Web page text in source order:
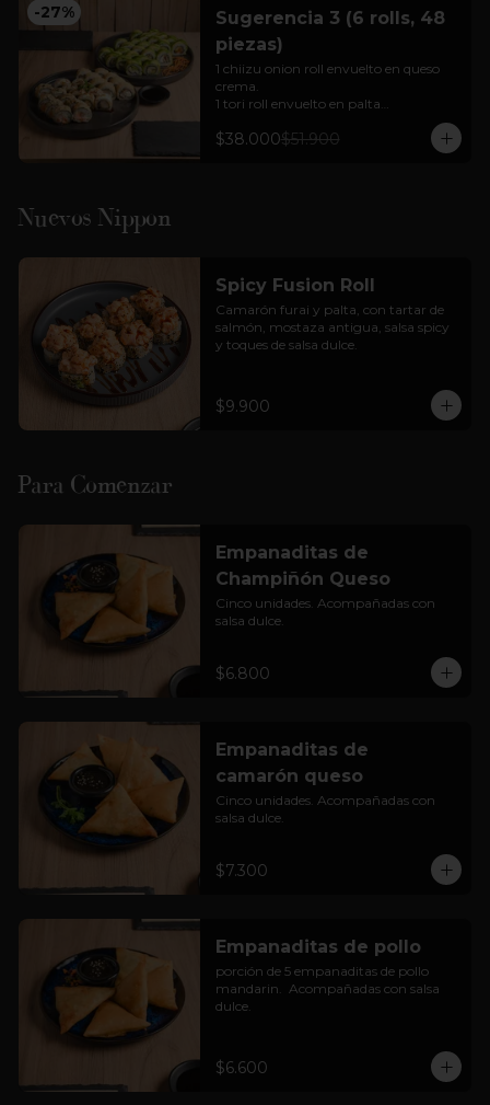
Cortesía: Salsa Soya, jengibre  y
wasabi
(foto referencial)
-27%
Sugerencia 3 (6 rolls, 48
piezas)
1 chiizu onion roll envuelto en queso
crema.
1 tori roll envuelto en palta
1 mushroom cheese roll envuelto en
palta
wasabi
(foto solo referencial)
$38.000$51.900
Nuevos Nippon
Spicy Fusion Roll
Camarón furai y palta, con tartar de
salmón, mostaza antigua, salsa spicy
y toques de salsa dulce.
$9.900
Para Comenzar
Empanaditas de
Champiñón Queso
Cinco unidades. Acompañadas con
salsa dulce.
$6.800
Empanaditas de
camarón queso
Cinco unidades. Acompañadas con
salsa dulce.
$7.300
Empanaditas de pollo
porción de 5 empanaditas de pollo
mandarin.  Acompañadas con salsa
dulce.
$6.600